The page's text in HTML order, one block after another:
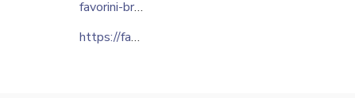
favorini-brest@mail.ru
https://favorini.ru